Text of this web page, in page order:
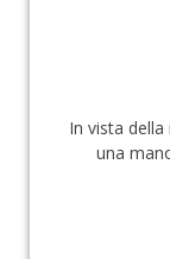
In vista
una